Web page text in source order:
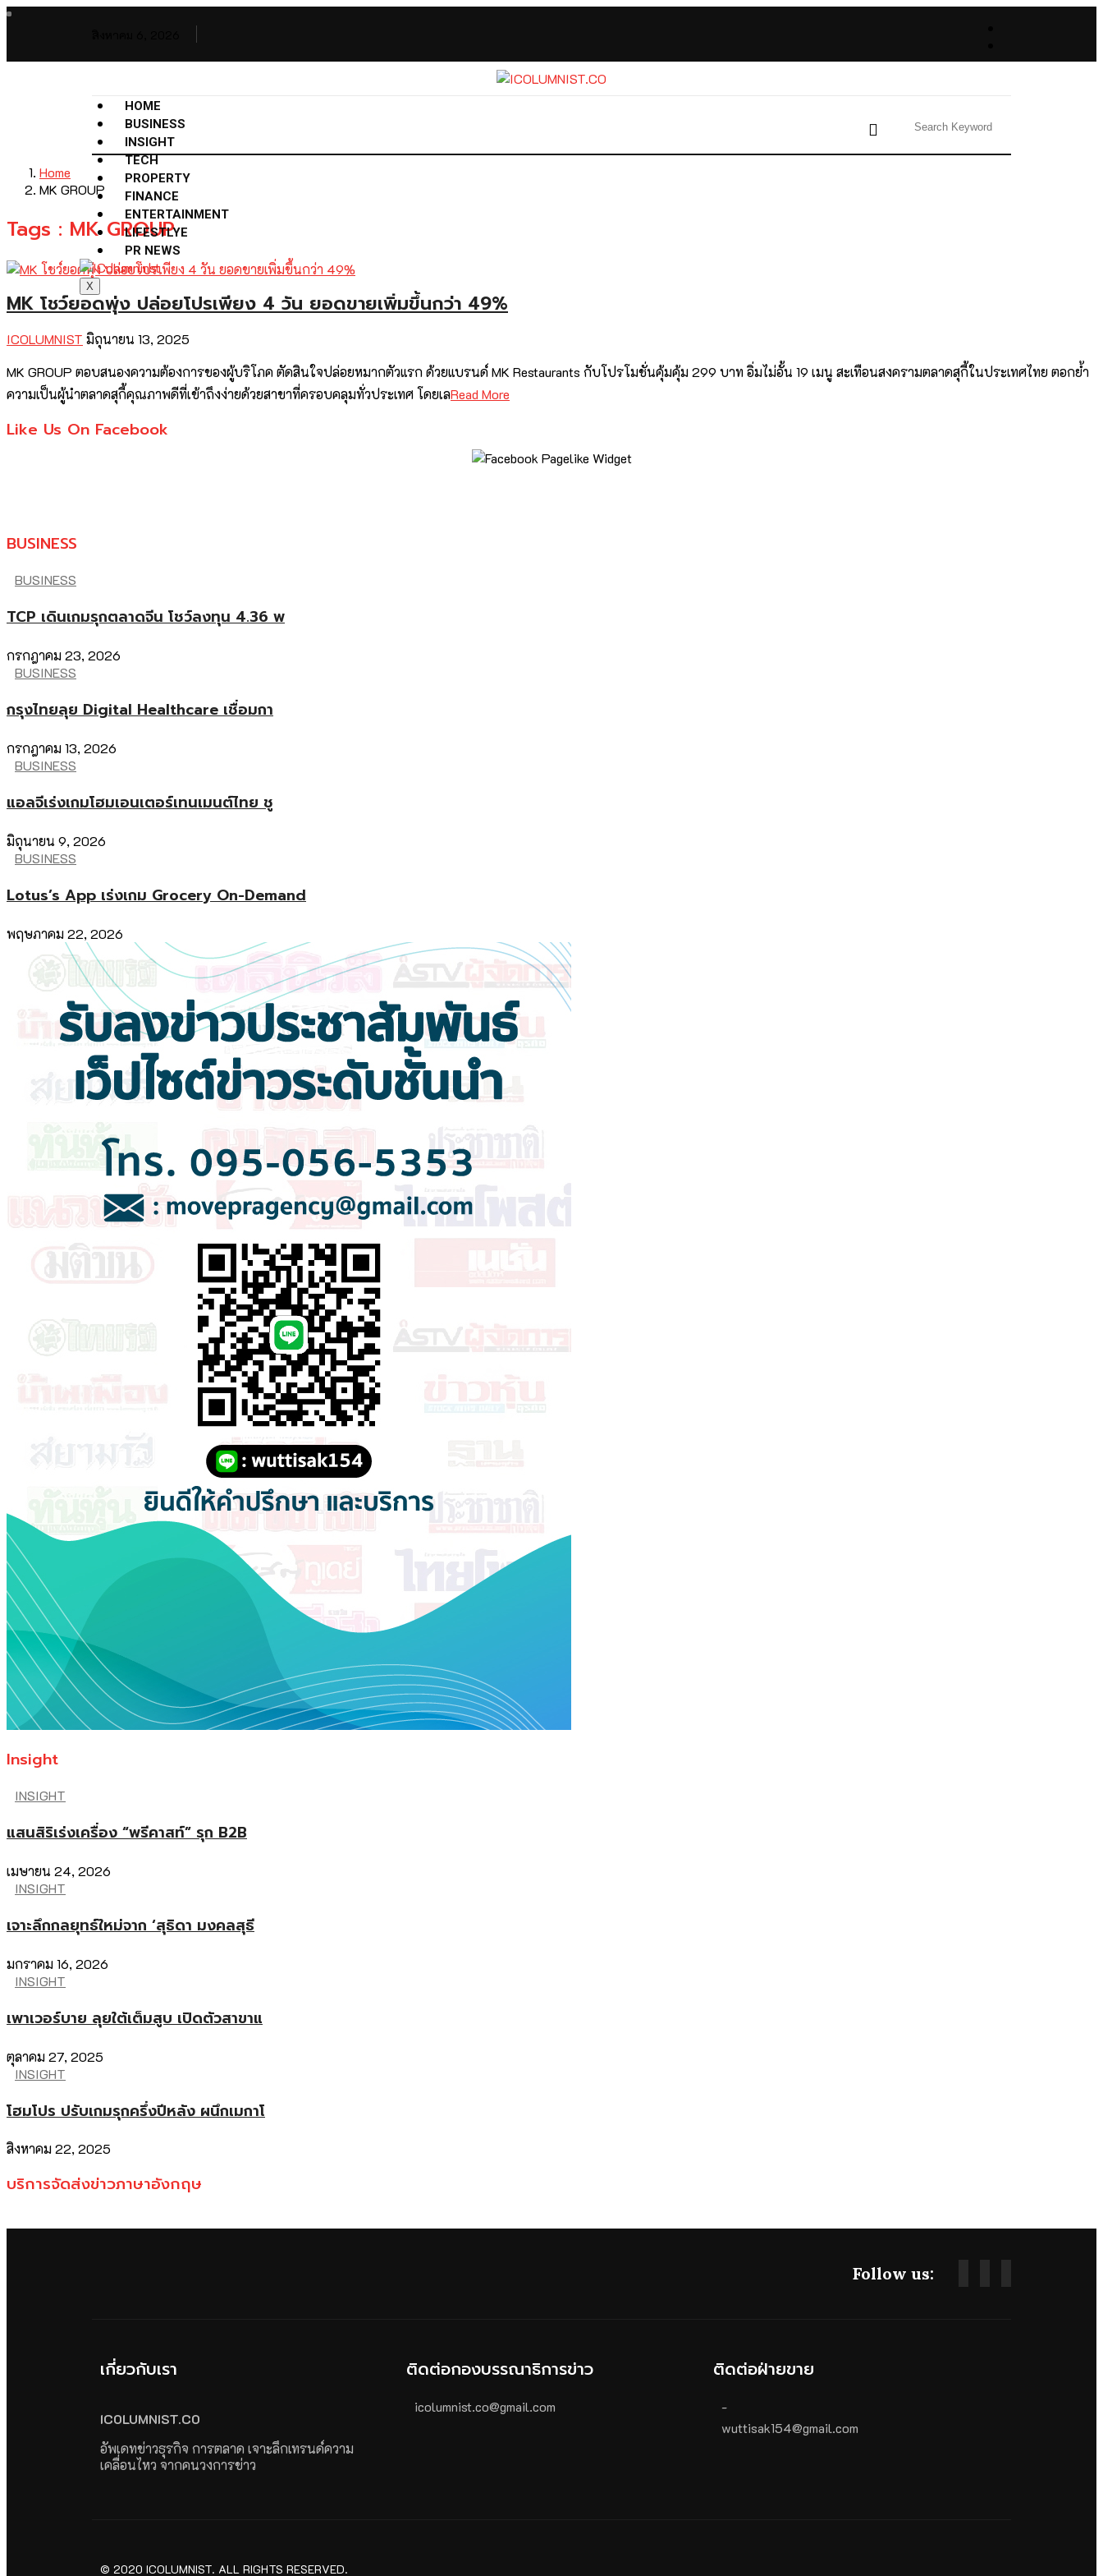
HOME
BUSINESS
INSIGHT
TECH
PROPERTY
FINANCE
ENTERTAINMENT
LIFESTLYE
PR NEWS
X
Home
MK GROUP
Tags : MK GROUP
MK โชว์ยอดพุ่ง ปล่อยโปรเพียง 4 วัน ยอดขายเพิ่มขึ้นกว่า 49%
ICOLUMNIST มิถุนายน 13, 2025
MK GROUP ตอบสนองความต้องการของผู้บริโภค ตัดสินใจปล่อยหมากตัวแรก ด้วยแบรนด์ MK Restaurants กับโปรโมชั่นคุ้มคุ้ม 299 บาท อิ่มไม่อั้น 19 เมนู สะเทือนสงครามตลาดสุกี้ในประเทศไทย ตอกย้ำ
ความเป็นผู้นำตลาดสุกี้คุณภาพดีที่เข้าถึงง่ายด้วยสาขาที่ครอบคลุมทั่วประเทศ โดยเลRead More
Like Us On Facebook
BUSINESS
BUSINESS
TCP เดินเกมรุกตลาดจีน โชว์ลงทุน 4.36 พ
กรกฎาคม 23, 2026
BUSINESS
กรุงไทยลุย Digital Healthcare เชื่อมกา
กรกฎาคม 13, 2026
BUSINESS
แอลจีเร่งเกมโฮมเอนเตอร์เทนเมนต์ไทย ชู
มิถุนายน 9, 2026
BUSINESS
Lotus’s App เร่งเกม Grocery On-Demand
พฤษภาคม 22, 2026
Insight
INSIGHT
แสนสิริเร่งเครื่อง “พรีคาสท์” รุก B2B
เมษายน 24, 2026
INSIGHT
เจาะลึกกลยุทธ์ใหม่จาก ‘สุธิดา มงคลสุธี
มกราคม 16, 2026
INSIGHT
เพาเวอร์บาย ลุยใต้เต็มสูบ เปิดตัวสาขาแ
ตุลาคม 27, 2025
INSIGHT
โฮมโปร ปรับเกมรุกครึ่งปีหลัง ผนึกเมกาโ
สิงหาคม 22, 2025
บริการจัดส่งข่าวภาษาอังกฤษ
Follow us:
เกี่ยวกับเรา
ICOLUMNIST.CO
อัพเดทข่าวธุรกิจ การตลาด เจาะลึกเทรนด์ความ
เคลื่อนไหว จากคนวงการข่าว
ติดต่อกองบรรณาธิการข่าว
icolumnist.co@gmail.com
ติดต่อฝ่ายขาย
-
wuttisak154@gmail.com
© 2020 ICOLUMNIST. ALL RIGHTS RESERVED.